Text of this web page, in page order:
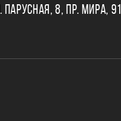
ПАРУСНАЯ, 8, ПР. МИРА, 91